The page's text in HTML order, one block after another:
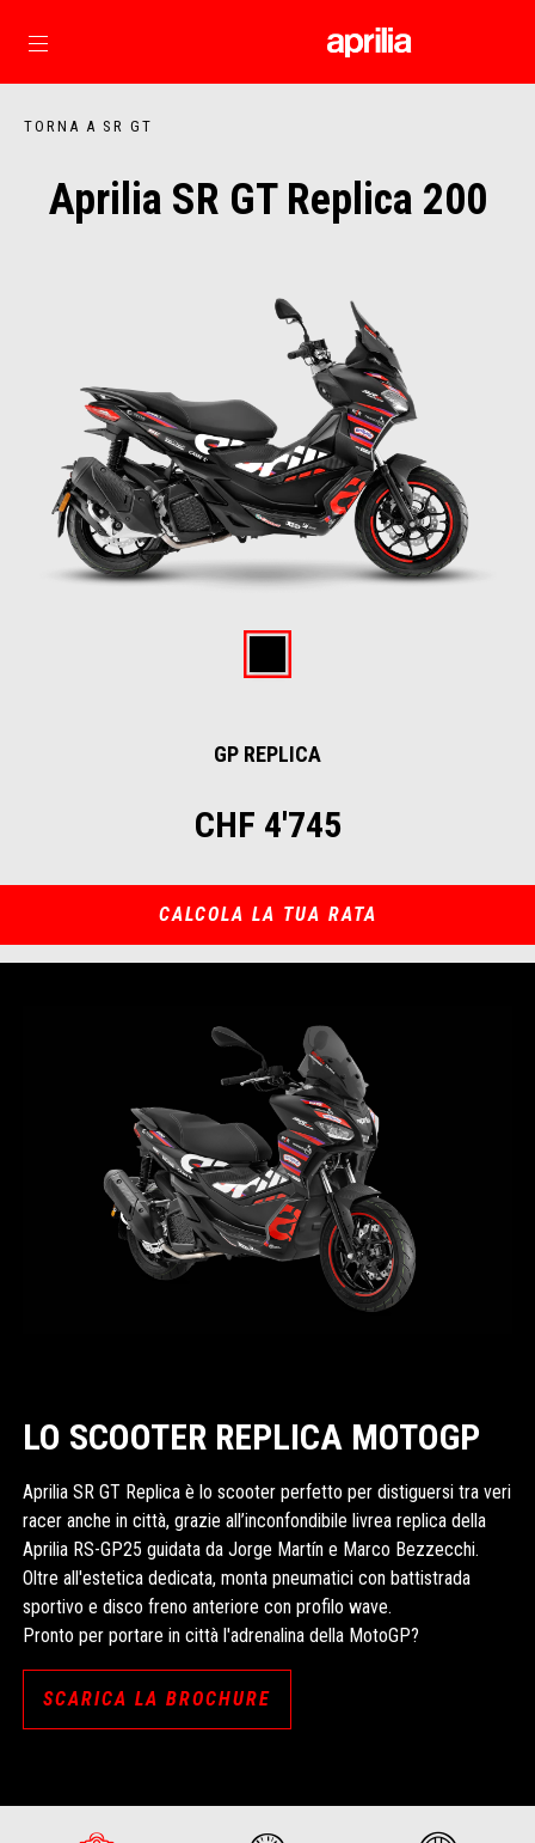
Vai al contenuto principale
TORNA A SR GT
Aprilia SR GT Replica 200
GP REPLICA
CHF 4'745
CALCOLA LA TUA RATA
LO SCOOTER REPLICA MOTOGP
Aprilia SR GT Replica è lo scooter perfetto per distiguersi tra veri
racer anche in città, grazie all’inconfondibile livrea replica della
Aprilia RS-GP25 guidata da Jorge Martín e Marco Bezzecchi.
Oltre all'estetica dedicata, monta pneumatici con battistrada
sportivo e disco freno anteriore con profilo wave.
Pronto per portare in città l'adrenalina della MotoGP?
SCARICA LA BROCHURE